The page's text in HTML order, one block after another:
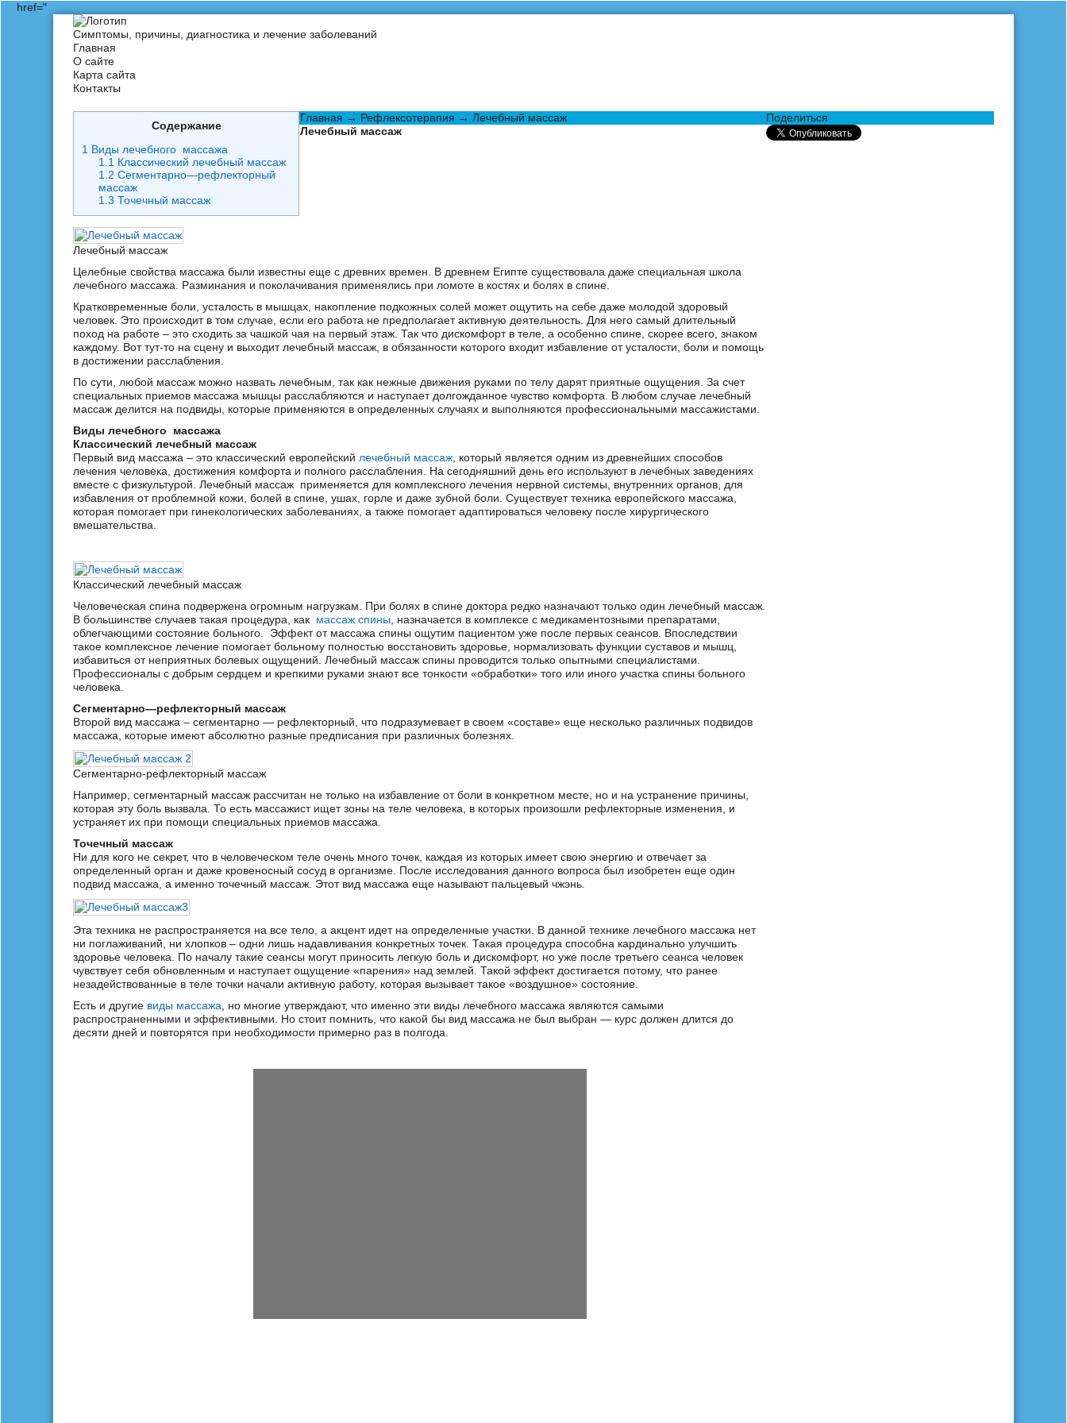
href="
Симптомы, причины, диагностика и лечение заболеваний
Главная
О сайте
Карта сайта
Контакты
Главная → Рефлексотерапия → Лечебный массаж
Лечебный массаж
Содержание
1 Виды лечебного массажа
1.1 Классический лечебный массаж
1.2 Сегментарно—рефлекторный
массаж
1.3 Точечный массаж
Лечебный массаж
Целебные свойства массажа были известны еще с древних времен. В древнем Египте существовала даже специальная школа
лечебного массажа. Разминания и поколачивания применялись при ломоте в костях и болях в спине.
Кратковременные боли, усталость в мышцах, накопление подкожных солей может ощутить на себе даже молодой здоровый
человек. Это происходит в том случае, если его работа не предполагает активную деятельность. Для него самый длительный
поход на работе – это сходить за чашкой чая на первый этаж. Так что дискомфорт в теле, а особенно спине, скорее всего, знаком
каждому. Вот тут-то на сцену и выходит лечебный массаж, в обязанности которого входит избавление от усталости, боли и помощь
в достижении расслабления.
По сути, любой массаж можно назвать лечебным, так как нежные движения руками по телу дарят приятные ощущения. За счет
специальных приемов массажа мышцы расслабляются и наступает долгожданное чувство комфорта. В любом случае лечебный
массаж делится на подвиды, которые применяются в определенных случаях и выполняются профессиональными массажистами.
Виды лечебного массажа
Классический лечебный массаж
Первый вид массажа – это классический европейский лечебный массаж , который является одним из древнейших способов
лечения человека, достижения комфорта и полного расслабления. На сегодняшний день его используют в лечебных заведениях
вместе с физкультурой. Лечебный массаж применяется для комплексного лечения нервной системы, внутренних органов, для
избавления от проблемной кожи, болей в спине, ушах, горле и даже зубной боли. Существует техника европейского массажа,
которая помогает при гинекологических заболеваниях, а также помогает адаптироваться человеку после хирургического
вмешательства.
Классический лечебный массаж
Человеческая спина подвержена огромным нагрузкам. При болях в спине доктора редко назначают только один лечебный массаж.
В большинстве случаев такая процедура, как массаж спины , назначается в комплексе с медикаментозными препаратами,
облегчающими состояние больного. Эффект от массажа спины ощутим пациентом уже после первых сеансов. Впоследствии
такое комплексное лечение помогает больному полностью восстановить здоровье, нормализовать функции суставов и мышц,
избавиться от неприятных болевых ощущений. Лечебный массаж спины проводится только опытными специалистами.
Профессионалы с добрым сердцем и крепкими руками знают все тонкости «обработки» того или иного участка спины больного
человека.
Сегментарно—рефлекторный массаж
Второй вид массажа – сегментарно — рефлекторный, что подразумевает в своем «составе» еще несколько различных подвидов
массажа, которые имеют абсолютно разные предписания при различных болезнях.
Сегментарно-рефлекторный массаж
Например, сегментарный массаж рассчитан не только на избавление от боли в конкретном месте, но и на устранение причины,
которая эту боль вызвала. То есть массажист ищет зоны на теле человека, в которых произошли рефлекторные изменения, и
устраняет их при помощи специальных приемов массажа.
Точечный массаж
Ни для кого не секрет, что в человеческом теле очень много точек, каждая из которых имеет свою энергию и отвечает за
определенный орган и даже кровеносный сосуд в организме. После исследования данного вопроса был изобретен еще один
подвид массажа, а именно точечный массаж. Этот вид массажа еще называют пальцевый чжэнь.
Эта техника не распространяется на все тело, а акцент идет на определенные участки. В данной технике лечебного массажа нет
ни поглаживаний, ни хлопков – одни лишь надавливания конкретных точек. Такая процедура способна кардинально улучшить
здоровье человека. По началу такие сеансы могут приносить легкую боль и дискомфорт, но уже после третьего сеанса человек
чувствует себя обновленным и наступает ощущение «парения» над землей. Такой эффект достигается потому, что ранее
незадействованные в теле точки начали активную работу, которая вызывает такое «воздушное» состояние.
Есть и другие виды массажа , но многие утверждают, что именно эти виды лечебного массажа являются самыми
распространенными и эффективными. Но стоит помнить, что какой бы вид массажа не был выбран — курс должен длится до
десяти дней и повторятся при необходимости примерно раз в полгода.
Поделиться